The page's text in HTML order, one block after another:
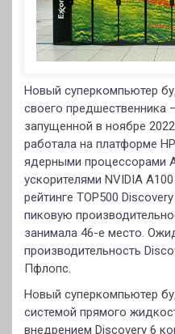
Новый суперкомпьютер
своего предшественника
запущенной в ноябре
работала на платформе
ядерными процессорами
ускорителями NVIDIA
рейтинге TOP500
пиковую
занимала 46-е место.
производительность
Пфлопс.
Новый суперкомпьютер
системой прямого
внедрением Discovery 6